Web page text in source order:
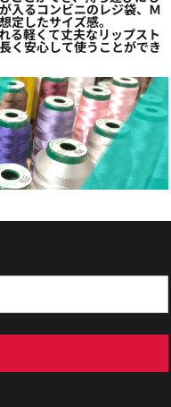
入るコンビニのレジ袋、Ｍ
定したサイズ感。
る軽くて丈夫なリップスト
く安心して使うことができ